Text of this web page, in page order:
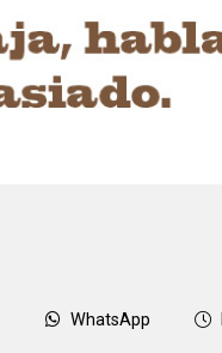
WhatsApp